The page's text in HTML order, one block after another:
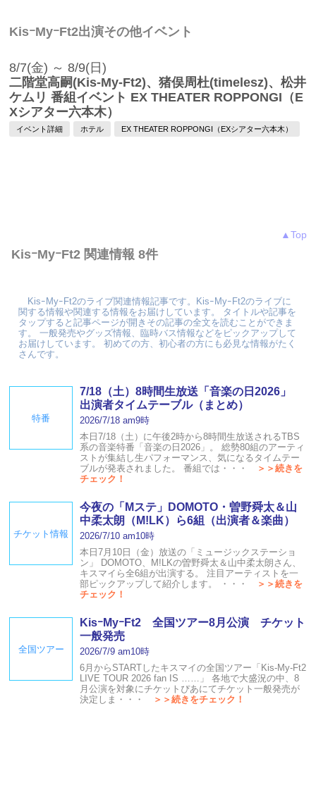
KisｰMyｰFt2出演その他イベント
8/7(金) ～ 8/9(日)
二階堂高嗣(Kis-My-Ft2)、猪俣周杜(timelesz)、松井
ケムリ 番組イベント EX THEATER ROPPONGI（E
Xシアター六本木）
イベント詳細 ホテル EX THEATER ROPPONGI（EXシアター六本木）
▲Top
KisｰMyｰFt2 関連情報 8件
KisｰMyｰFt2のライブ関連情報記事です。KisｰMyｰFt2のライブに
関する情報や関連する情報をお届けしています。 タイトルや記事を
タップすると記事ページが開きその記事の全文を読むことができま
す。 一般発売やグッズ情報、臨時バス情報などをピックアップして
お届けしています。 初めての方、初心者の方にも必見な情報がたく
さんです。
特番
7/18（土）8時間生放送「音楽の日2026」
出演者タイムテーブル（まとめ）
2026/7/18 am9時
本日7/18（土）に午後2時から8時間生放送されるTBS
系の音楽特番「音楽の日2026」。 総勢80組のアーティ
ストが集結し生パフォーマンス、気になるタイムテー
ブルが発表されました。 番組では・・・
＞＞続きを
チェック！
チケット情報
今夜の「Mステ」DOMOTO・曽野舜太＆山
中柔太朗（M!LK）ら6組（出演者＆楽曲）
2026/7/10 am10時
本日7月10日（金）放送の「ミュージックステーショ
ン」 DOMOTO、M!LKの曽野舜太＆山中柔太朗さん、
キスマイら全6組が出演する。 注目アーティストを一
部ピックアップして紹介します。 ・・・
＞＞続きを
チェック！
全国ツアー
KisｰMyｰFt2 全国ツアー8月公演 チケット
一般発売
2026/7/9 am10時
6月からSTARTしたキスマイの全国ツアー「Kis-My-Ft2
LIVE TOUR 2026 fan IS ……」 各地で大盛況の中、8
月公演を対象にチケットぴあにてチケット一般発売が
決定しま・・・
＞＞続きをチェック！